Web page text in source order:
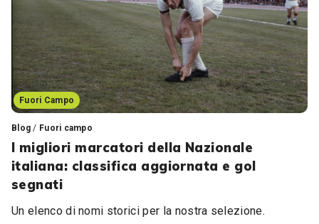
Fuori Campo
Blog / Fuori campo
I migliori marcatori della Nazionale
italiana: classifica aggiornata e gol
segnati
Un elenco di nomi storici per la nostra selezione.